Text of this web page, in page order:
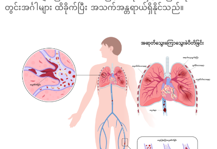
တွင်းအင်္ဂါများ ထိခိုက်ပြီး အသက်အန္တရာယ်ရှိနိုင်သည်။